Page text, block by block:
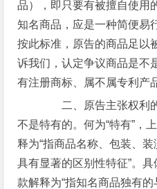
品），即只要有被擅自使用
知名商品，应是一种简便易
按此标准，原告的商品足以
诉我们，认定争议商品是不
有注册商标、属不属专利产
二、原告主张权利的
不是特有的。何为“特有”，
释为“指商品名称、包装、
具有显著的区别性特征”。具
款解释为“指知名商品独有